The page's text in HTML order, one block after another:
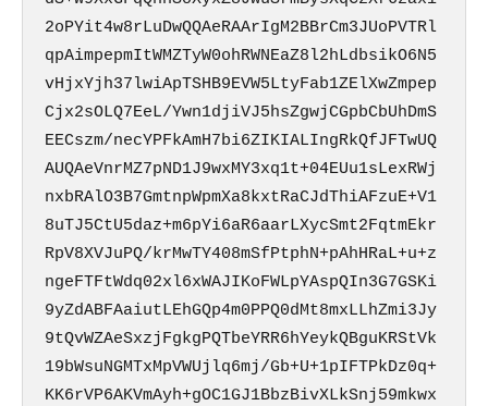
2oPYit4w8rLuDwQQAeRAArIgM2BBrCm3JUoPVTRl
qpAimpepmItWMZTyW0ohRWNEaZ8l2hLdbsikO6N5
vHjxYjh37lwiApTSHB9EVW5LtyFab1ZElXwZmpep
Cjx2sOLQ7EeL/Ywn1djiVJ5hsZgwjCGpbCbUhDmS
EECszm/necYPFkAmH7bi6ZIKIALIngRkQfJFTwUQ
AUQAeVnrMZ7pND1J9wxMY3xq1t+04EUu1sLexRWj
nxbRAlO3B7GmtnpWpmXa8kxtRaCJdThiAFzuE+V1
8uTJ5CtU5daz+m6pYi6aR6aarLXycSmt2FqtmEkr
RpV8XVJuPQ/krMwTY408mSfPtphN+pAhHRaL+u+z
ngeFTFtWdq02xl6xWAJIKoFWLpYAspQIn3G7GSKi
9yZdABFAaiutLEhGQp4m0PPQ0dMt8mxLLhZmi3Jy
9tQvWZAeSxzjFgkgPQTbeYRR6hYeykQBguKRStVk
19bWsuNGMTxMpVWUjlq6mj/Gb+U+1pIFTPkDz0q+
KK6rVP6AKVmAyh+gOC1GJ1BbzBivXLkSnj59mkwx